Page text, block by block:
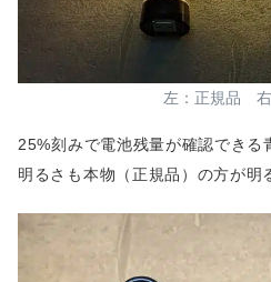
左：正規品
25%刻みで電池残量が確認でき
明るさも本物（正規品）の方が明